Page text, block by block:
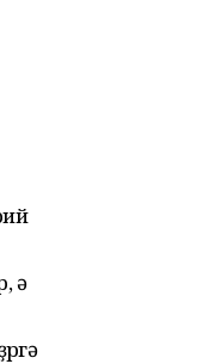
ә